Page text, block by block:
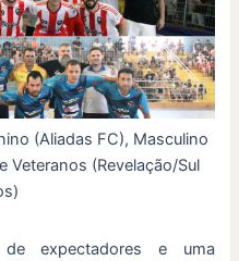
(Aliadas FC), Masculino
Veteranos (Revelação/Sul
expectadores e uma